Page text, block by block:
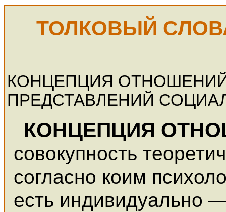
ТОЛКОВЫЙ
КОНЦЕПЦИЯ
ПРЕДСТАВЛЕНИЙ
КОНЦЕПЦИЯ
совокупность
согласно коим
есть индивидуально